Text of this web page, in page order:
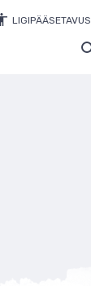
LIGIPÄÄSETAVUS